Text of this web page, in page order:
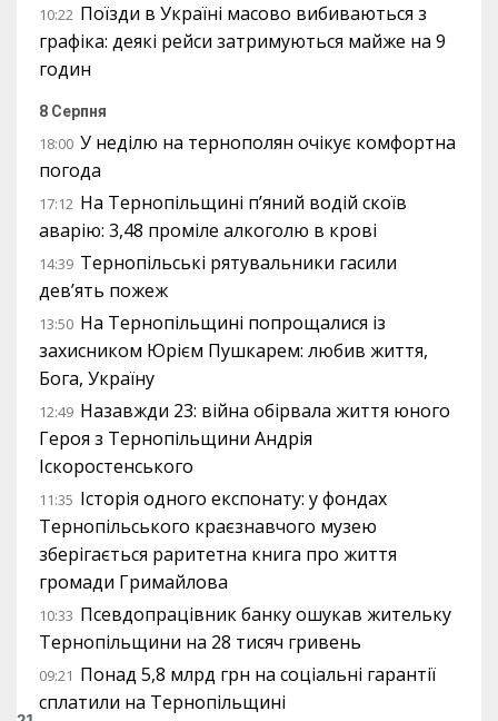
10:22 Поїзди в Україні масово вибиваються з
графіка: деякі рейси затримуються майже на 9
годин
8 Серпня
18:00 У неділю на тернополян очікує комфортна
погода
17:12 На Тернопільщині п’яний водій скоїв
аварію: 3,48 проміле алкоголю в крові
14:39 Тернопільські рятувальники гасили
дев’ять пожеж
13:50 На Тернопільщині попрощалися із
захисником Юрієм Пушкарем: любив життя,
Бога, Україну
12:49 Назавжди 23: війна обірвала життя юного
Героя з Тернопільщини Андрія
Іскоростенського
11:35 Історія одного експонату: у фондах
Тернопільського краєзнавчого музею
зберігається раритетна книга про життя
громади Гримайлова
10:33 Псевдопрацівник банку ошукав жительку
Тернопільщини на 28 тисяч гривень
09:21 Понад 5,8 млрд грн на соціальні гарантії
сплатили на Тернопільщині